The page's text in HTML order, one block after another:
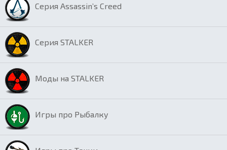
Серия Assassin’s Creed
Серия STALKER
Моды на STALKER
Игры про Рыбалку